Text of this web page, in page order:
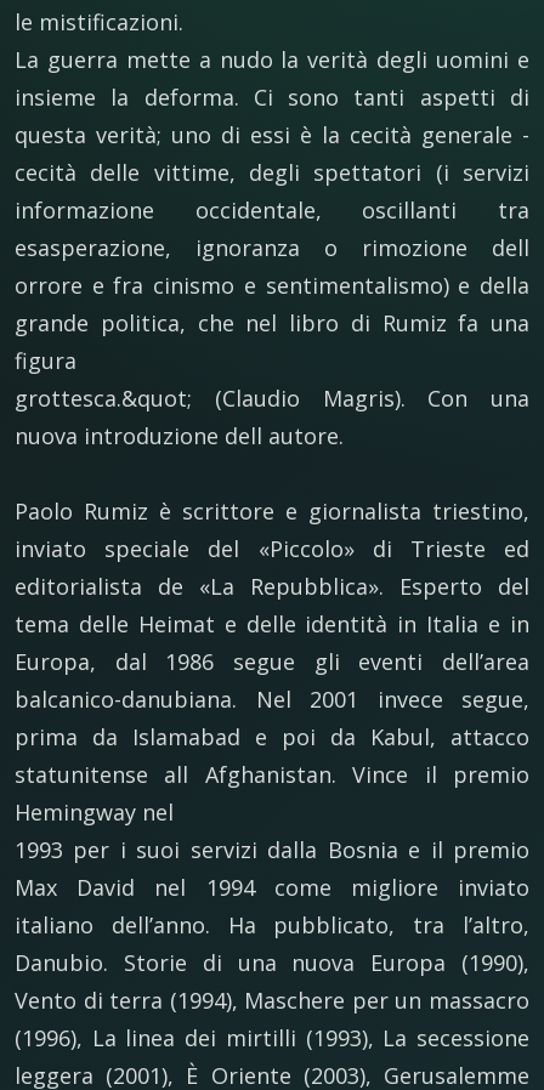
le mistificazioni.
La guerra mette a nudo la verità degli uomini e
insieme la deforma. Ci sono tanti aspetti di
questa verità; uno di essi è la cecità generale -
cecità delle vittime, degli spettatori (i servizi
informazione occidentale, oscillanti tra
esasperazione, ignoranza o rimozione dell
orrore e fra cinismo e sentimentalismo) e della
grande politica, che nel libro di Rumiz fa una
figura
grottesca.&quot; (Claudio Magris). Con una
nuova introduzione dell autore.
Paolo Rumiz è scrittore e giornalista triestino,
inviato speciale del «Piccolo» di Trieste ed
editorialista de «La Repubblica». Esperto del
tema delle Heimat e delle identità in Italia e in
Europa, dal 1986 segue gli eventi dell’area
balcanico-danubiana. Nel 2001 invece segue,
prima da Islamabad e poi da Kabul, attacco
statunitense all Afghanistan. Vince il premio
Hemingway nel
1993 per i suoi servizi dalla Bosnia e il premio
Max David nel 1994 come migliore inviato
italiano dell’anno. Ha pubblicato, tra l’altro,
Danubio. Storie di una nuova Europa (1990),
Vento di terra (1994), Maschere per un massacro
(1996), La linea dei mirtilli (1993), La secessione
leggera (2001), È Oriente (2003), Gerusalemme